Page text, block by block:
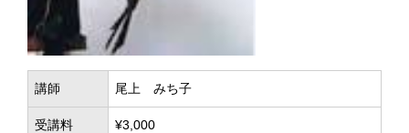
講師 尾上 みち子
受講料 ¥3,000